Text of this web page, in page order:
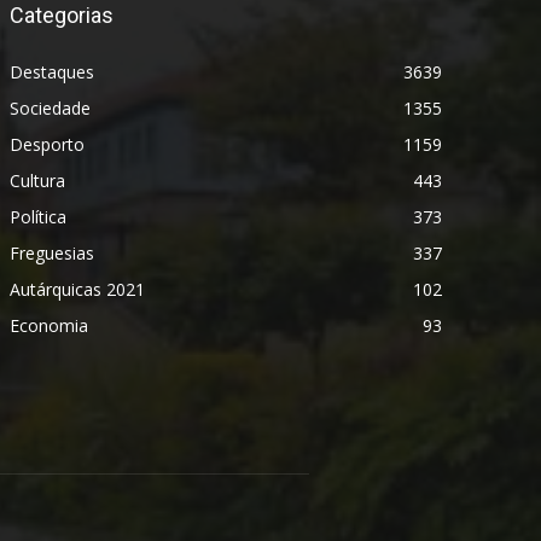
Categorias
Destaques
3639
Sociedade
1355
Desporto
1159
Cultura
443
Política
373
Freguesias
337
Autárquicas 2021
102
Economia
93